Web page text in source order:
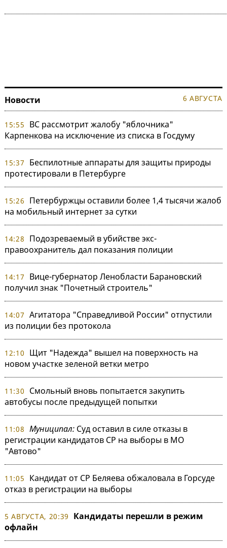
Новости 6 АВГУСТА
15:55
ВС рассмотрит жалобу "яблочника"
Карпенкова на исключение из списка в Госдуму
15:37
Беспилотные аппараты для защиты природы
протестировали в Петербурге
15:26
Петербуржцы оставили более 1,4 тысячи жалоб
на мобильный интернет за сутки
14:28
Подозреваемый в убийстве экс-
правоохранитель дал показания полиции
14:17
Вице-губернатор Ленобласти Барановский
получил знак "Почетный строитель"
14:07 Агитатора "Справедливой России" отпустили
из полиции без протокола
12:10
Щит "Надежда" вышел на поверхность на
новом участке зеленой ветки метро
11:30
Смольный вновь попытается закупить
автобусы после предыдущей попытки
11:08 Муниципал:Суд оставил в силе отказы в
регистрации кандидатов СР на выборы в МО
"Автово"
11:05
Кандидат от СР Беляева обжаловала в Горсуде
отказ в регистрации на выборы
5 АВГУСТА, 20:39
Кандидаты перешли в режим
офлайн